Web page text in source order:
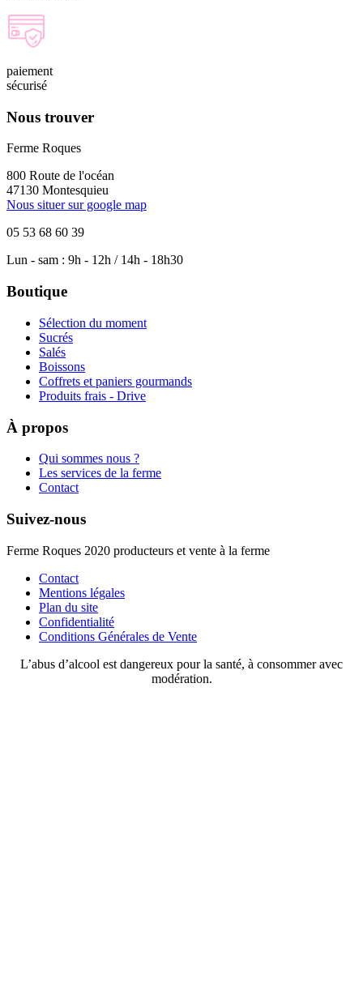
paiement
sécurisé
Nous trouver
Ferme Roques
800 Route de l'océan
47130 Montesquieu
Nous situer sur google map
05 53 68 60 39
Lun - sam : 9h - 12h / 14h - 18h30
Boutique
Sélection du moment
Sucrés
Salés
Boissons
Coffrets et paniers gourmands
Produits frais - Drive
À propos
Qui sommes nous ?
Les services de la ferme
Contact
Suivez-nous
Ferme Roques 2020 producteurs et vente à la ferme
Contact
Mentions légales
Plan du site
Confidentialité
Conditions Générales de Vente
L’abus d’alcool est dangereux pour la santé, à consommer avec
modération.